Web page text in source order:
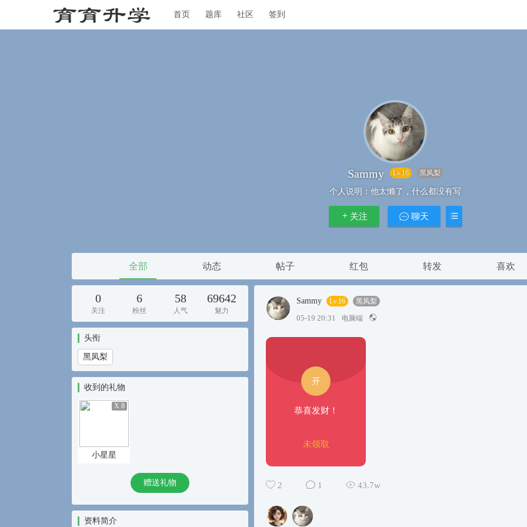
首页 题库 社区 签到
Sammy Lv.16 黑凤梨
个人说明： 他太懒了，什么都没有写
关注 聊天
全部 动态 帖子 红包 转发 喜欢
0
关注
6
粉丝
58
人气
69642
魅力
头衔
黑凤梨
收到的礼物
小星星
X 8
赠送礼物
资料简介
Sammy Lv.16 黑凤梨
05-19 20:31 电脑端
开
恭喜发财！
未领取
2 1 43.7w